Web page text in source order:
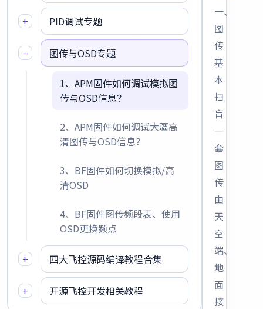
+ PID调试专题
− 图传与OSD专题
1、APM固件如何调试模拟图
传与OSD信息？
2、APM固件如何调试大疆高
清图传与OSD信息？
3、BF固件如何切换模拟/高
清OSD
4、BF固件图传频段表、使用
OSD更换频点
+ 四大飞控源码编译教程合集
+ 开源飞控开发相关教程
一、
图
传
基
本
扫
盲
一
套
图
传
由
天
空
端、
地
面
接